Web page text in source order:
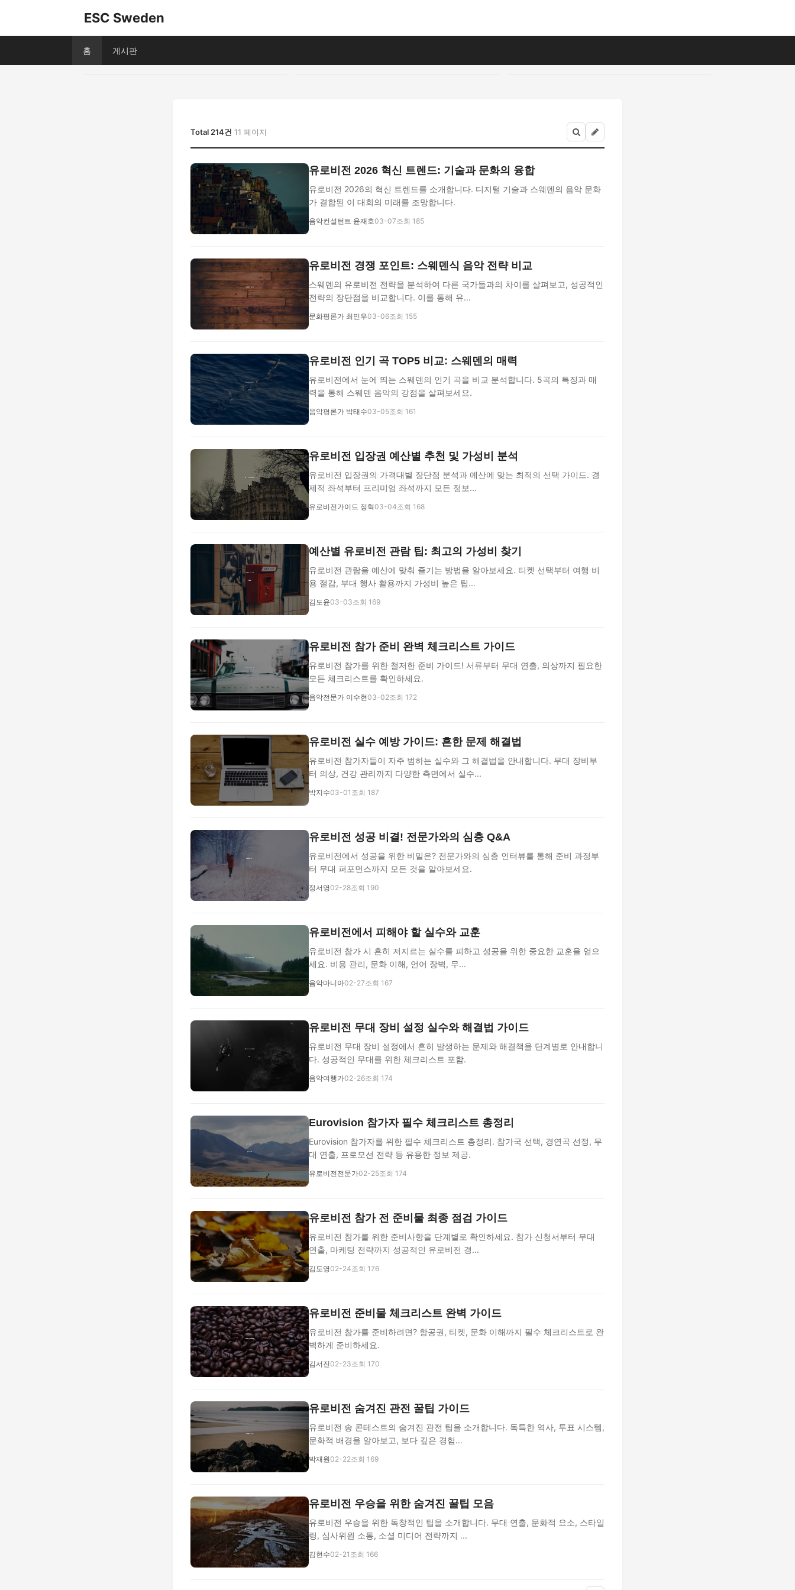
ESC Sweden
홈 게시판
Total 214건 11 페이지
유로비전 2026 혁신 트렌드: 기술과 문화의 융합
유로비전 2026의 혁신 트렌드를 소개합니다. 디지털 기술과 스웨덴의 음악 문화
가 결합된 이 대회의 미래를 조망합니다.
음악컨설턴트 윤재호03-07조회 185
유로비전 경쟁 포인트: 스웨덴식 음악 전략 비교
스웨덴의 유로비전 전략을 분석하여 다른 국가들과의 차이를 살펴보고, 성공적인
전략의 장단점을 비교합니다. 이를 통해 유...
문화평론가 최민우03-06조회 155
유로비전 인기 곡 TOP5 비교: 스웨덴의 매력
유로비전에서 눈에 띄는 스웨덴의 인기 곡을 비교 분석합니다. 5곡의 특징과 매
력을 통해 스웨덴 음악의 강점을 살펴보세요.
음악평론가 박태수03-05조회 161
유로비전 입장권 예산별 추천 및 가성비 분석
유로비전 입장권의 가격대별 장단점 분석과 예산에 맞는 최적의 선택 가이드. 경
제적 좌석부터 프리미엄 좌석까지 모든 정보...
유로비전가이드 정혁03-04조회 168
예산별 유로비전 관람 팁: 최고의 가성비 찾기
유로비전 관람을 예산에 맞춰 즐기는 방법을 알아보세요. 티켓 선택부터 여행 비
용 절감, 부대 행사 활용까지 가성비 높은 팁...
김도윤03-03조회 169
유로비전 참가 준비 완벽 체크리스트 가이드
유로비전 참가를 위한 철저한 준비 가이드! 서류부터 무대 연출, 의상까지 필요한
모든 체크리스트를 확인하세요.
음악전문가 이수현03-02조회 172
유로비전 실수 예방 가이드: 흔한 문제 해결법
유로비전 참가자들이 자주 범하는 실수와 그 해결법을 안내합니다. 무대 장비부
터 의상, 건강 관리까지 다양한 측면에서 실수...
박지수03-01 조회 187
유로비전 성공 비결! 전문가와의 심층 Q&A
유로비전에서 성공을 위한 비밀은? 전문가와의 심층 인터뷰를 통해 준비 과정부
터 무대 퍼포먼스까지 모든 것을 알아보세요.
정서영02-28조회 190
유로비전에서 피해야 할 실수와 교훈
유로비전 참가 시 흔히 저지르는 실수를 피하고 성공을 위한 중요한 교훈을 얻으
세요. 비용 관리, 문화 이해, 언어 장벽, 무...
음악마니아02-27조회 167
유로비전 무대 장비 설정 실수와 해결법 가이드
유로비전 무대 장비 설정에서 흔히 발생하는 문제와 해결책을 단계별로 안내합니
다. 성공적인 무대를 위한 체크리스트 포함.
음악여행가02-26조회 174
Eurovision 참가자 필수 체크리스트 총정리
Eurovision 참가자를 위한 필수 체크리스트 총정리. 참가국 선택, 경연곡 선정, 무
대 연출, 프로모션 전략 등 유용한 정보 제공.
유로비전전문가02-25조회 174
유로비전 참가 전 준비물 최종 점검 가이드
유로비전 참가를 위한 준비사항을 단계별로 확인하세요. 참가 신청서부터 무대
연출, 마케팅 전략까지 성공적인 유로비전 경...
김도영02-24조회 176
유로비전 준비물 체크리스트 완벽 가이드
유로비전 참가를 준비하려면? 항공권, 티켓, 문화 이해까지 필수 체크리스트로 완
벽하게 준비하세요.
김서진02-23조회 170
유로비전 숨겨진 관전 꿀팁 가이드
유로비전 송 콘테스트의 숨겨진 관전 팁을 소개합니다. 독특한 역사, 투표 시스템,
문화적 배경을 알아보고, 보다 깊은 경험...
박재원02-22조회 169
유로비전 우승을 위한 숨겨진 꿀팁 모음
유로비전 우승을 위한 독창적인 팁을 소개합니다. 무대 연출, 문화적 요소, 스타일
링, 심사위원 소통, 소셜 미디어 전략까지 ...
김현수02-21 조회 166